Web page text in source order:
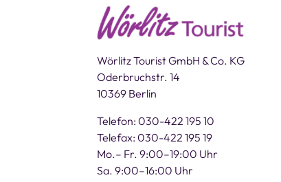
Wörlitz Tourist GmbH & Co. KG
Oderbruchstr. 14
10369 Berlin
Telefon: 030-422 195 10
Telefax: 030-422 195 19
Mo.– Fr. 9:00–19:00 Uhr
Sa. 9:00–16:00 Uhr